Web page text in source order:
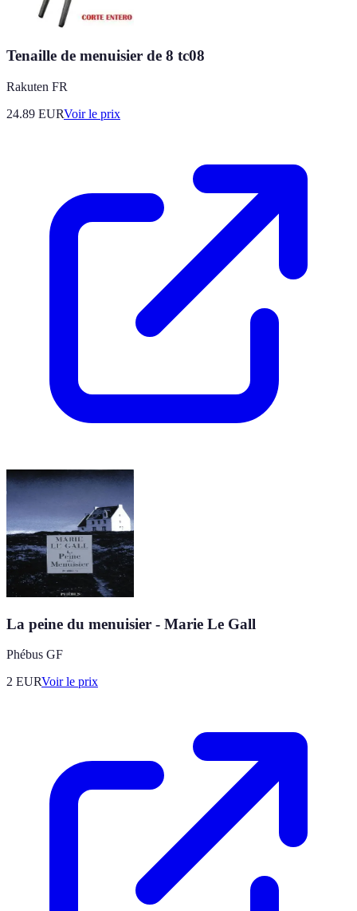
Tenaille de menuisier de 8 tc08
Rakuten FR
24.89 EURVoir le prix
La peine du menuisier - Marie Le Gall
Phébus GF
2 EURVoir le prix